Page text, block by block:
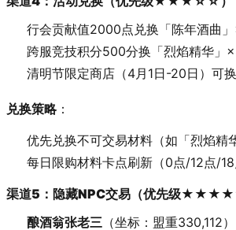
行会贡献值2000点兑换「陈年酒曲
跨服竞技积分500分换「烈焰精华」
清明节限定商店（4月1日-20日）可
兑换策略：
优先兑换不可交易材料（如「烈焰精
每日限购材料卡点刷新（0点/12点/18
渠道5：隐藏NPC交易（优先级
酿酒翁张老三 （坐标：盟重330,112）